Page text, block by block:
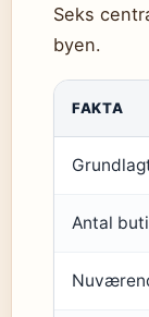
Seks
byen.
FAKTA
Antal